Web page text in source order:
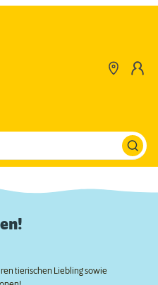
tierischen Liebling sowie